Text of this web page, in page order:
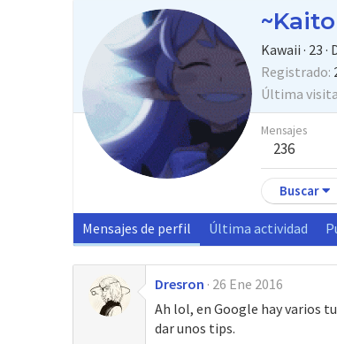
Kawaii · 23 ·
Registrado
Última visita
Mensajes
236
Buscar
Mensajes de perfil Última actividad
Dresron 26 Ene 2016
Ah lol, en Google hay varios
dar unos tips.